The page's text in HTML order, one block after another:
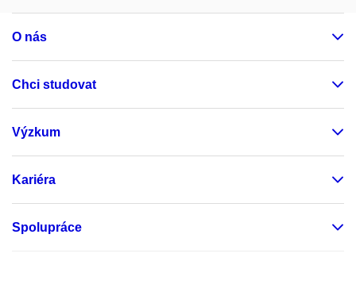
O nás
Chci studovat
Výzkum
Kariéra
Spolupráce